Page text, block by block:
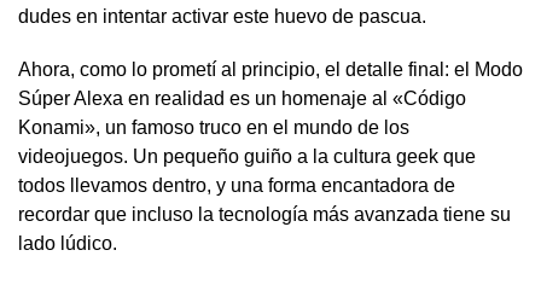
dudes en intentar activar este huevo de pascua.
Ahora, como lo prometí al principio, el detalle final: el Modo
Súper Alexa en realidad es un homenaje al «Código
Konami», un famoso truco en el mundo de los
videojuegos. Un pequeño guiño a la cultura geek que
todos llevamos dentro, y una forma encantadora de
recordar que incluso la tecnología más avanzada tiene su
lado lúdico.